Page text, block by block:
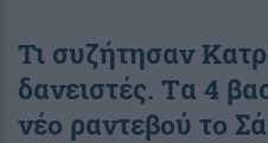
Τι συζήτησαν
δανειστές. Tα 4
νέο ραντεβού το